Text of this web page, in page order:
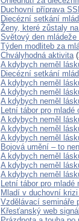
Duchovní příprava
Diecézní setkání
Ženy, které zůstaly
Světový den
Týden modliteb za
Chvályhodná aktivita
A kdybych neměl
Diecézní setkání
A kdybych neměl
A kdybych neměl
A kdybych neměl
Letní tábor pro mladé
A kdybych neměl
A kdybych neměl
A kdybych neměl
Bojová umění – to
A kdybych neměl
A kdybych neměl
A kdybych neměl
Letní tábor pro mladé
Mladí v duchovní
Vzdělávací semináře
Křesťanský web